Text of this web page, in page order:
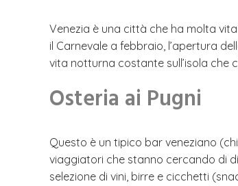
Venezia è una città che ha molta
il Carnevale a febbraio, l’apertura
vita notturna costante sull’isola che
Osteria ai Pugni
Questo è un tipico bar veneziano
viaggiatori che stanno cercando di
selezione di vini, birre e cicchetti